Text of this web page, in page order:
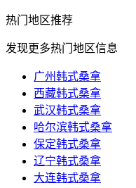
热门 地区推荐
发现更多热门地区信息
广州韩式桑拿
西藏韩式桑拿
武汉韩式桑拿
哈尔滨韩式桑拿
保定韩式桑拿
辽宁韩式桑拿
大连韩式桑拿